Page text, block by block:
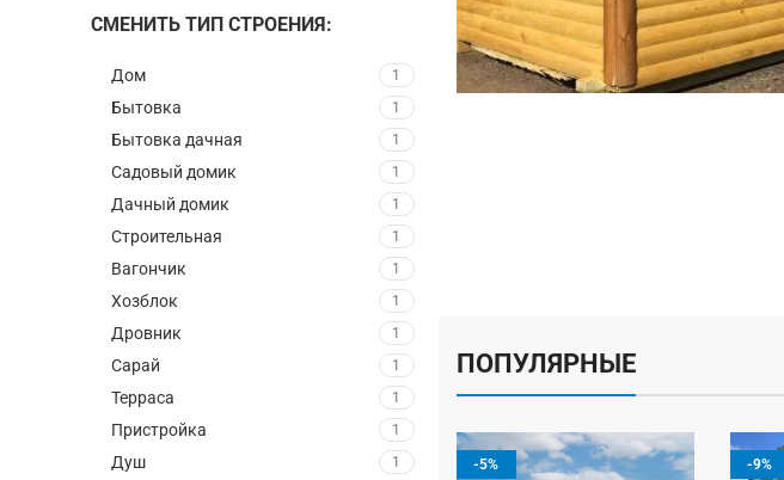
СМЕНИТЬ ТИП СТРОЕНИЯ:
Дом 1
Бытовка 1
Бытовка дачная 1
Садовый домик 1
Дачный домик 1
Строительная 1
Вагончик 1
Хозблок 1
Дровник 1
Сарай 1
Терраса 1
Пристройка 1
Душ 1
ПОПУЛЯРНЫЕ
-5% -9%